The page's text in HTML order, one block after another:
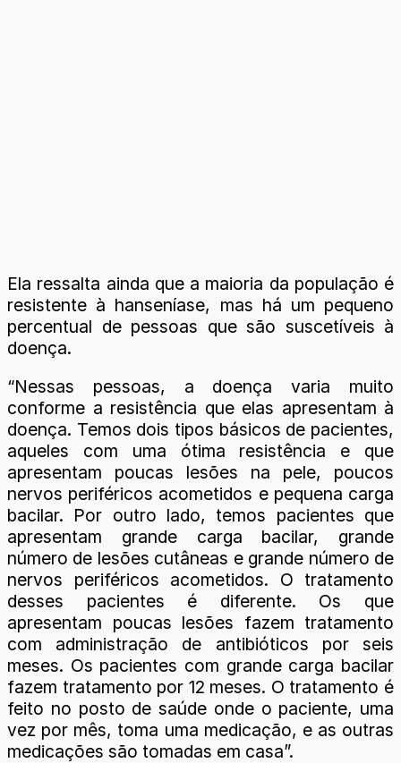
Ela ressalta ainda que a maioria da população é
resistente à hanseníase, mas há um pequeno
percentual de pessoas que são suscetíveis à
doença.
“Nessas pessoas, a doença varia muito
conforme a resistência que elas apresentam à
doença. Temos dois tipos básicos de pacientes,
aqueles com uma ótima resistência e que
apresentam poucas lesões na pele, poucos
nervos periféricos acometidos e pequena carga
bacilar. Por outro lado, temos pacientes que
apresentam grande carga bacilar, grande
número de lesões cutâneas e grande número de
nervos periféricos acometidos. O tratamento
desses pacientes é diferente. Os que
apresentam poucas lesões fazem tratamento
com administração de antibióticos por seis
meses. Os pacientes com grande carga bacilar
fazem tratamento por 12 meses. O tratamento é
feito no posto de saúde onde o paciente, uma
vez por mês, toma uma medicação, e as outras
medicações são tomadas em casa”.